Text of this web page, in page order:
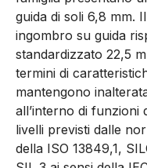
guida di soli 6,8 mm.
ingombro su guida
standardizzato 22,5
termini di
mantengono
all’interno di funzioni
livelli previsti dalle
della ISO 13849,1,